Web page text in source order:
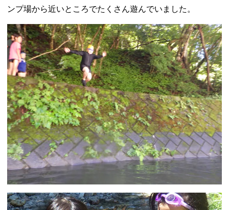
ンプ場から近いところでたくさん遊んでいました。